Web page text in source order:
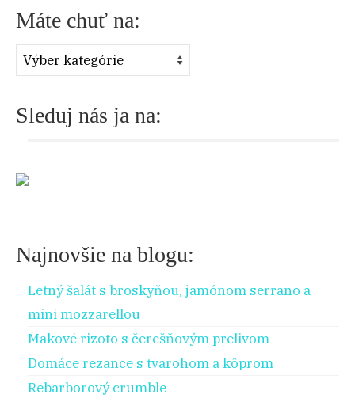
c
h
f
r
Máte chuť na:
Máte
na:
Sleduj nás ja na:
Najnovšie na blogu:
Letný šalát s broskyňou, jamónom serrano a
mini mozzarellou
Makové rizoto s čerešňovým prelivom
Domáce rezance s tvarohom a kôprom
Rebarborový crumble